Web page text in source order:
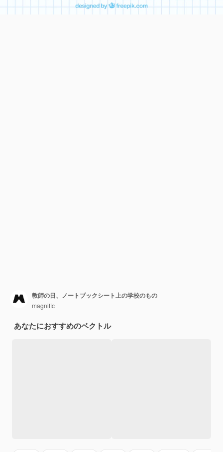
教師の日、ノートブックシート上の学校のもの
magnific
あなたにおすすめのベクトル